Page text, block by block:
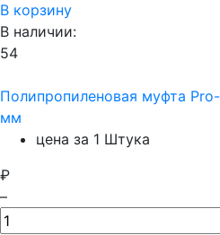
В корзину
В наличии:
54
Полипропиленовая муфта
мм
цена за 1 Штука
₽
–